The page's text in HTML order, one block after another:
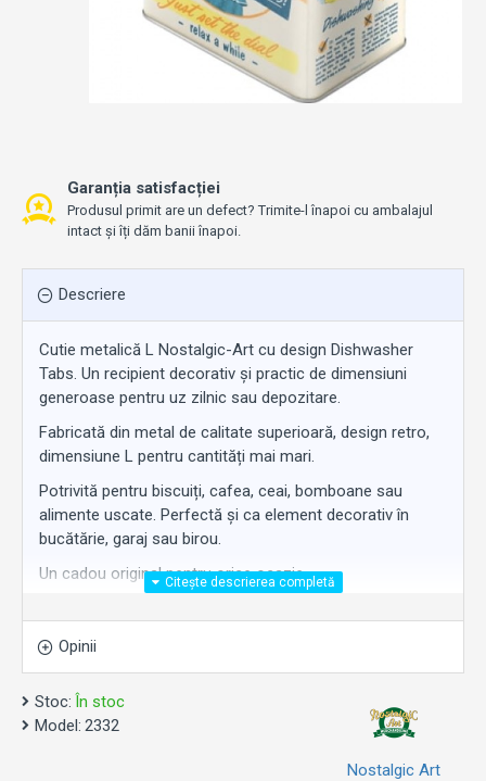
Garanția satisfacției
Produsul primit are un defect? Trimite-l înapoi cu ambalajul
intact și îți dăm banii înapoi.
Descriere
Cutie metalică L Nostalgic-Art cu design Dishwasher
Tabs. Un recipient decorativ și practic de dimensiuni
generoase pentru uz zilnic sau depozitare.
Fabricată din metal de calitate superioară, design retro,
dimensiune L pentru cantități mai mari.
Potrivită pentru biscuiți, cafea, ceai, bomboane sau
alimente uscate. Perfectă și ca element decorativ în
bucătărie, garaj sau birou.
Un cadou original pentru orice ocazie.
Opinii
Stoc: În stoc
Model: 2332
Nostalgic Art